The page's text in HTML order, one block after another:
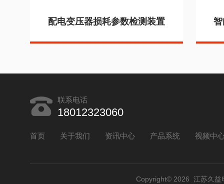
配电变压器损耗参数检测装置
联系电话
18012323060
首页 关于我们 资讯中心 产品系统 视频中
Copyright© 2026 江苏久